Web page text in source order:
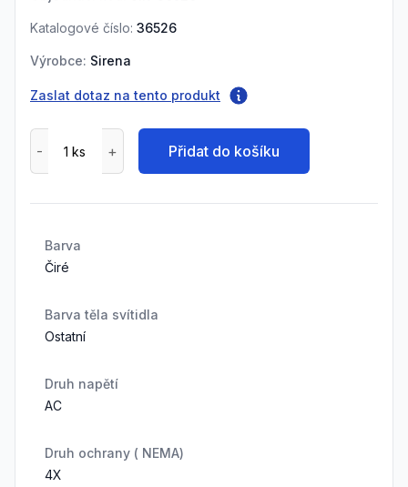
Katalogové číslo: 36526
Výrobce: Sirena
Zaslat dotaz na tento produkt
Přidat do košíku
Barva
Čiré
Barva těla svítidla
Ostatní
Druh napětí
AC
Druh ochrany ( NEMA)
4X